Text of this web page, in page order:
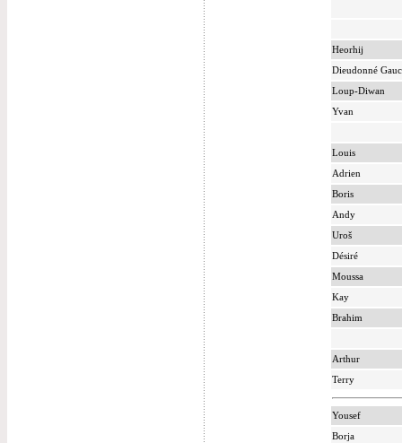
Heorhij
Dieudonné
Loup-Diwan
Yvan
Louis
Adrien
Boris
Andy
Uroš
Désiré
Moussa
Kay
Brahim
Arthur
Terry
Yousef
Borja